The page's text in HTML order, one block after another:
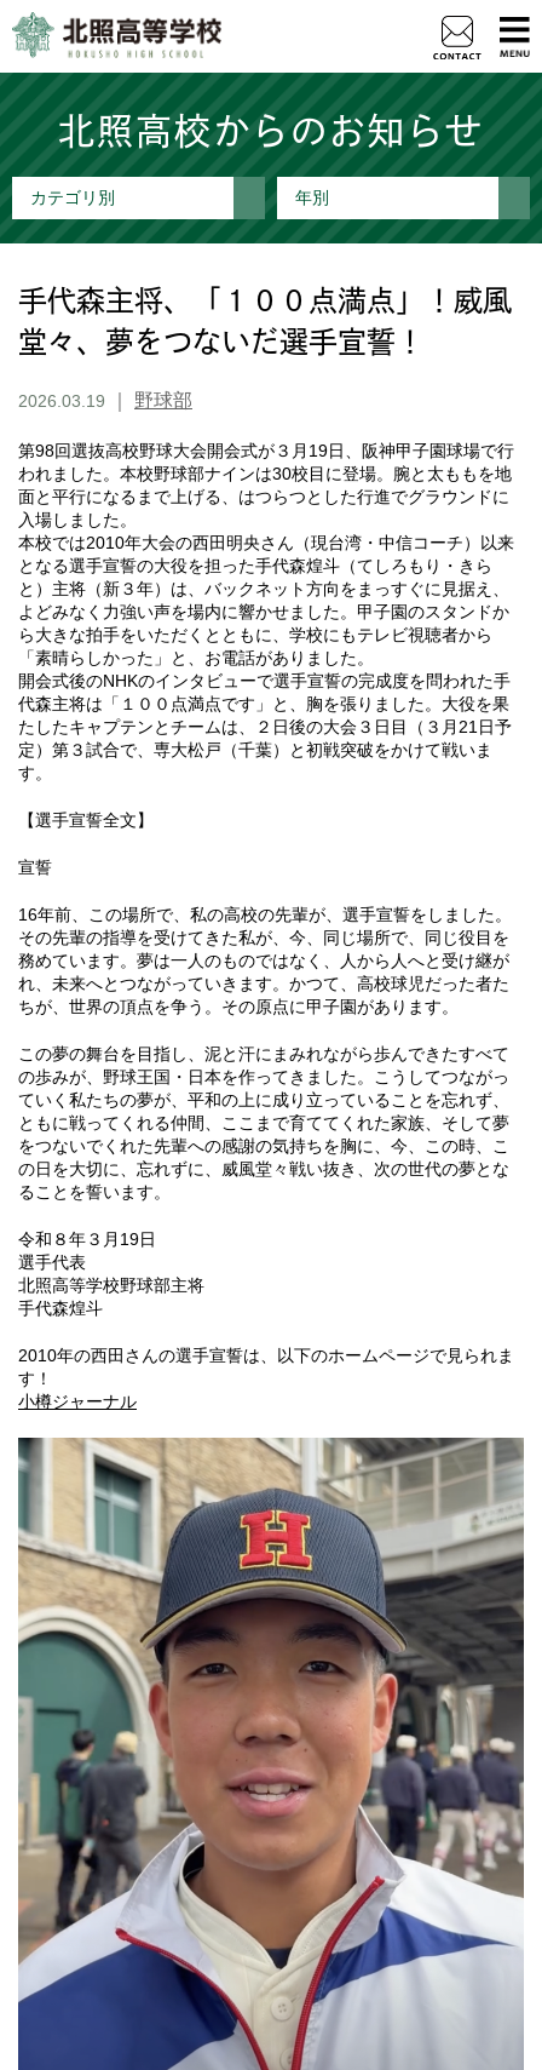
北照高校からのお知らせ
カテゴリ別 年別
手代森主将、「１００点満点」！威風
堂々、夢をつないだ選手宣誓！
2026.03.19 野球部
第98回選抜高校野球大会開会式が３月19日、阪神甲子園球場で行
われました。本校野球部ナインは30校目に登場。腕と太ももを地
面と平行になるまで上げる、はつらつとした行進でグラウンドに
入場しました。
本校では2010年大会の西田明央さん（現台湾・中信コーチ）以来
となる選手宣誓の大役を担った手代森煌斗（てしろもり・きら
と）主将（新３年）は、バックネット方向をまっすぐに見据え、
よどみなく力強い声を場内に響かせました。甲子園のスタンドか
ら大きな拍手をいただくとともに、学校にもテレビ視聴者から
「素晴らしかった」と、お電話がありました。
開会式後のNHKのインタビューで選手宣誓の完成度を問われた手
代森主将は「１００点満点です」と、胸を張りました。大役を果
たしたキャプテンとチームは、２日後の大会３日目（３月21日予
定）第３試合で、専大松戸（千葉）と初戦突破をかけて戦いま
す。
【選手宣誓全文】
宣誓
16年前、この場所で、私の高校の先輩が、選手宣誓をしました。
その先輩の指導を受けてきた私が、今、同じ場所で、同じ役目を
務めています。夢は一人のものではなく、人から人へと受け継が
れ、未来へとつながっていきます。かつて、高校球児だった者た
ちが、世界の頂点を争う。その原点に甲子園があります。
この夢の舞台を目指し、泥と汗にまみれながら歩んできたすべて
の歩みが、野球王国・日本を作ってきました。こうしてつながっ
ていく私たちの夢が、平和の上に成り立っていることを忘れず、
ともに戦ってくれる仲間、ここまで育ててくれた家族、そして夢
をつないでくれた先輩への感謝の気持ちを胸に、今、この時、こ
の日を大切に、忘れずに、威風堂々戦い抜き、次の世代の夢とな
ることを誓います。
令和８年３月19日
選手代表
北照高等学校野球部主将
手代森煌斗
2010年の西田さんの選手宣誓は、以下のホームページで見られま
す！
小樽ジャーナル